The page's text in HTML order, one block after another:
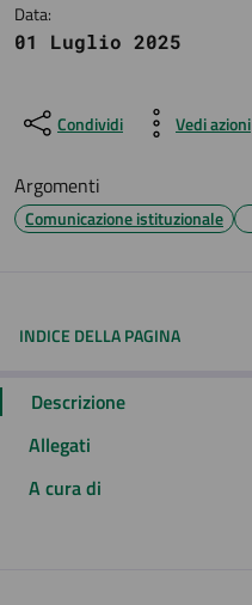
Data:
01 Luglio 2025
Condividi Vedi azioni
Argomenti
Comunicazione istituzionale
INDICE DELLA PAGINA
Descrizione
Allegati
A cura di